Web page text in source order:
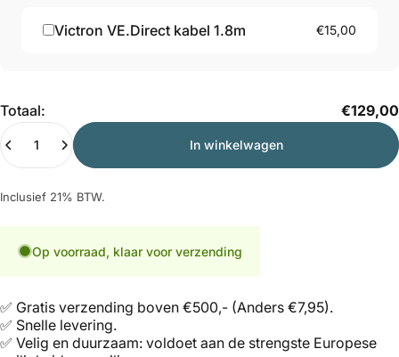
Victron VE.Direct kabel 1.8m €15,00
Totaal: €129,00
Hoeveelheid
In winkelwagen
Inclusief 21% BTW.
Op voorraad, klaar voor verzending
✅ Gratis verzending boven €500,- (Anders €7,95).
✅ Snelle levering.
✅ Velig en duurzaam: voldoet aan de strengste Europese